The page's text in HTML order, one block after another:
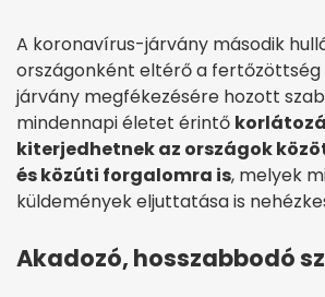
A koronavírus-járvány második
országonként eltérő a
járvány megfékezésére hozott
mindennapi életet érintő
kiterjedhetnek az országok
és közúti forgalomra is, melyek
küldemények eljuttatása is
Akadozó, hosszabbodó